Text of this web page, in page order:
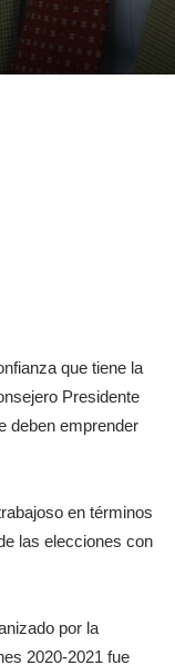
que tiene la
Presidente
deben emprender
en términos
las elecciones con
por la
2020-2021 fue